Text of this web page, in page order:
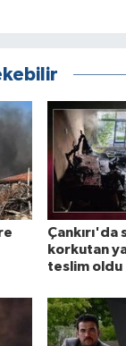
korkutan
teslim oldu